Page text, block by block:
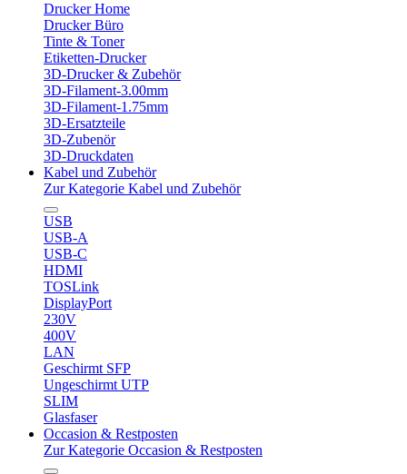
Drucker Home
Drucker Büro
Tinte & Toner
Etiketten-Drucker
3D-Drucker & Zubehör
3D-Filament-3.00mm
3D-Filament-1.75mm
3D-Ersatzteile
3D-Zubenör
3D-Druckdaten
Kabel und Zubehör
Zur Kategorie Kabel und Zubehör
USB
USB-A
USB-C
HDMI
TOSLink
DisplayPort
230V
400V
LAN
Geschirmt SFP
Ungeschirmt UTP
SLIM
Glasfaser
Occasion & Restposten
Zur Kategorie Occasion & Restposten